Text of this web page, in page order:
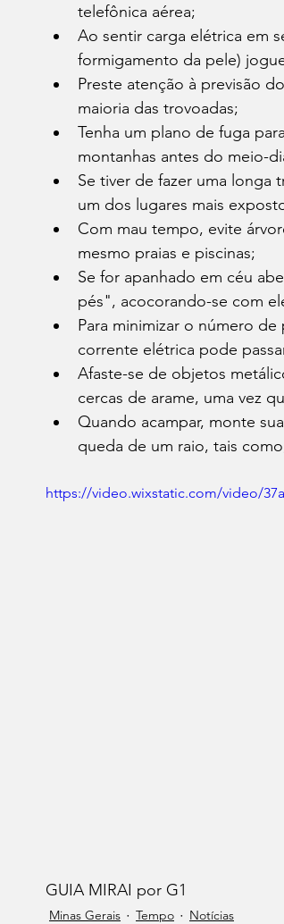
telefônica aérea;
Ao sentir carga elétrica em
formigamento da pele)
Preste atenção à previsão
maioria das trovoadas;
Tenha um plano de fuga
montanhas antes do meio-
Se tiver de fazer uma longa
um dos lugares mais
Com mau tempo, evite
mesmo praias e piscinas;
Se for apanhado em céu
pés", acocorando-se com
Para minimizar o número
corrente elétrica pode
Afaste-se de objetos
cercas de arame, uma vez
Quando acampar, monte
queda de um raio, tais
https://video.wixstatic.com/video/
GUIA MIRAI por G1
Minas Gerais Tempo Notícias